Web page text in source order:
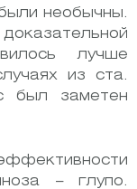
необычны.
лучше
из ста.
был заметен
– глупо.